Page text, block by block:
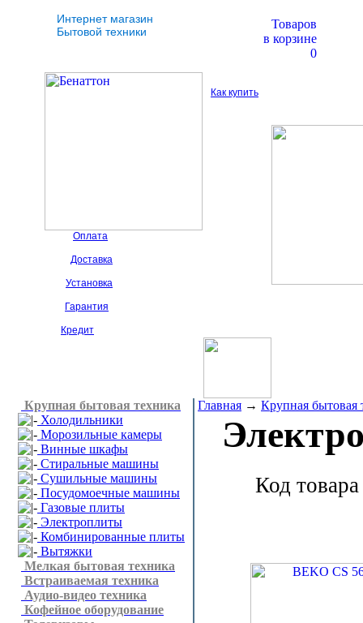
Интернет магазин
Бытовой техники
Товаров
в корзине
0
Как купить
Оплата
Доставка
Установка
Гарантия
Кредит
Крупная бытовая техника
Холодильники
Морозильные камеры
Винные шкафы
Стиральные машины
Сушильные машины
Посудомоечные машины
Газовые плиты
Электроплиты
Комбинированные плиты
Вытяжки
Мелкая бытовая техника
Встраиваемая техника
Аудио-видео техника
Кофейное оборудование
Главная → Крупная бытовая
Код